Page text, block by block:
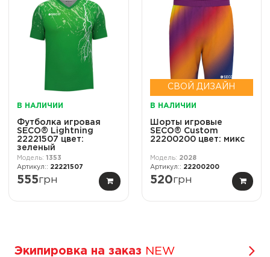
В НАЛИЧИИ
Футболка игровая
SECO® Lightning
22221507 цвет:
зеленый
1353
22221507
555грн
СВОЙ ДИЗАЙН
В НАЛИЧИИ
Шорты игровые
SECO® Custom
22200200 цвет: микс
2028
22200200
520грн
Экипировка на заказ NEW